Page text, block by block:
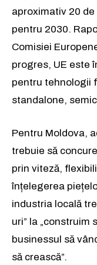
aproximativ 20
pentru 2030.
Comisiei
progres, UE este
pentru tehnologii
standalone,
Pentru Moldova,
trebuie să
prin viteză,
înțelegerea
industria locală
uri” la „construim
businessul să
să crească”.